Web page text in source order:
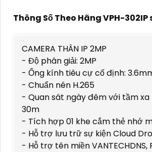
Thông Số Theo Hãng VPH-302IP
CAMERA THÂN IP 2MP
- Độ phân giải: 2MP
- Ống kính tiêu cự cố định:
- Chuẩn nén H.265
- Quan sát ngày đêm với tầm xa
30m
- Tích hợp 01 khe cắm thẻ nhớ
- Hỗ trợ lưu trữ sự kiện Cloud
- Hỗ trợ tên miền VANTECHDNS,